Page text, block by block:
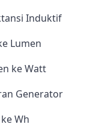
Induktif
Lumen
ke Watt
Generator
Wh